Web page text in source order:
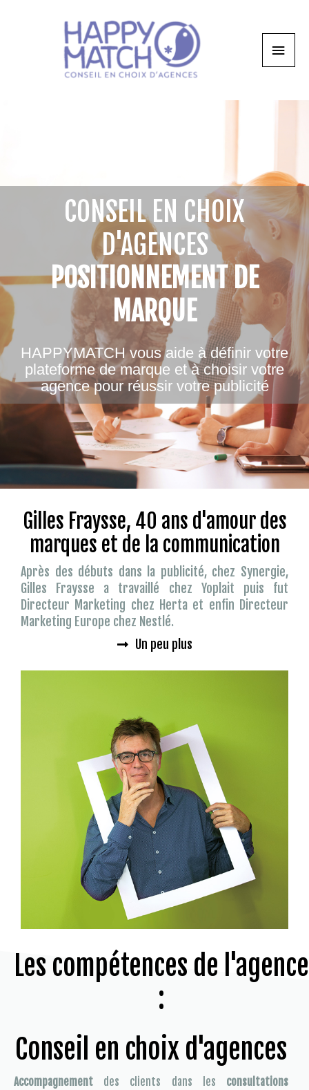
CONSEIL EN CHOIX
D'AGENCES
POSITIONNEMENT DE
MARQUE
HAPPYMATCH vous aide à définir votre
plateforme de marque et à choisir votre
agence pour réussir votre publicité
Gilles Fraysse, 40 ans d'amour des
marques et de la communication
Après des débuts dans la publicité, chez Synergie,
Gilles Fraysse a travaillé chez Yoplait puis fut
Directeur Marketing chez Herta et enfin Directeur
Marketing Europe chez Nestlé.
Un peu plus
Les compétences de l'agence
:
Conseil en choix d'agences
Accompagnement des clients dans les consultations